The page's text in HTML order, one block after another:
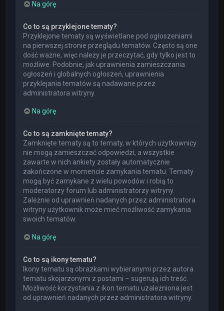
Na górę
Co to są przyklejone tematy?
Przyklejone tematy są wyświetlane pod ogłoszeniami
na pierwszej stronie przeglądu tematów. Często są one
dość ważne, więc należy je przeczytać, gdy tylko jest to
możliwe. Podobnie, jak uprawnienia zamieszczania
ogłoszeń i globalnych ogłoszeń, uprawnienia
przyklejania tematów są nadawane przez
administratora witryny.
Na górę
Co to są zamknięte tematy?
Zamknięte tematy są to tematy, w których użytkownicy
nie mogą zamieszczać odpowiedzi, a wszystkie
zawarte w nich ankiety zostały automatycznie
zakończone w momencie zamykania tematu. Tematy
mogą być zamykane z wielu powodów i robią to
moderatorzy forum lub administratorzy witryny.
Zależnie od uprawnień nadanych przez administratora
witryny użytkownik może mieć możliwość zamykania
swoich tematów.
Na górę
Co to są ikony tematu?
Ikony tematu są obrazkami wybieranymi przez autora
tematu skojarzonymi z postami – sugerują ich treść.
Możliwość korzystania z ikon tematu uzależniona jest
od uprawnień nadanych przez administratora witryny.